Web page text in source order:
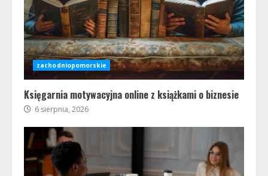
zachodniopomorskie
Księgarnia motywacyjna online z książkami o biznesie
6 sierpnia, 2026